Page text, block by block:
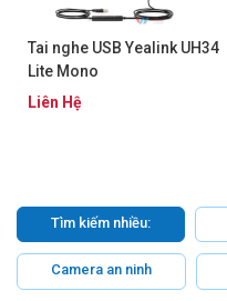
Tai nghe USB Yealink UH34
Lite Mono
Liên Hệ
Tìm kiếm nhiều:
Camera an ninh